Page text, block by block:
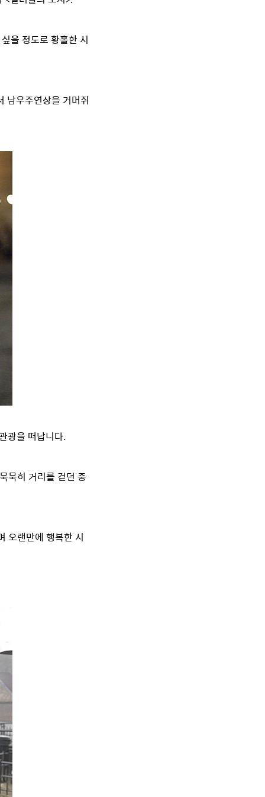
을 정도로 황홀한 시
남우주연상을 거머쥐
광을 떠납니다.
묵히 거리를 걷던 중
오랜만에 행복한 시